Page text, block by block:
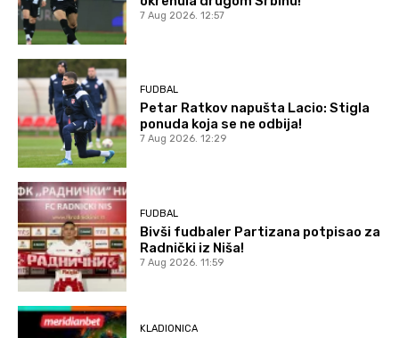
7 Aug 2026. 12:57
FUDBAL
Petar Ratkov napušta Lacio: Stigla
ponuda koja se ne odbija!
7 Aug 2026. 12:29
FUDBAL
Bivši fudbaler Partizana potpisao za
Radnički iz Niša!
7 Aug 2026. 11:59
KLADIONICA